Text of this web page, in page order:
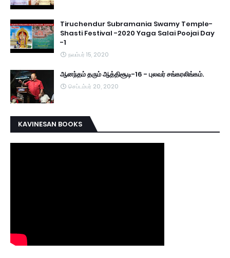
Tiruchendur Subramania Swamy Temple-
Shasti Festival -2020 Yaga Salai Poojai Day
-1
நவம்பர் 15, 2020
ஆனந்தம் தரும் ஆத்திசூடி-16 - புலவர் சங்கரலிங்கம்.
செப்டம்பர் 20, 2020
KAVINESAN BOOKS